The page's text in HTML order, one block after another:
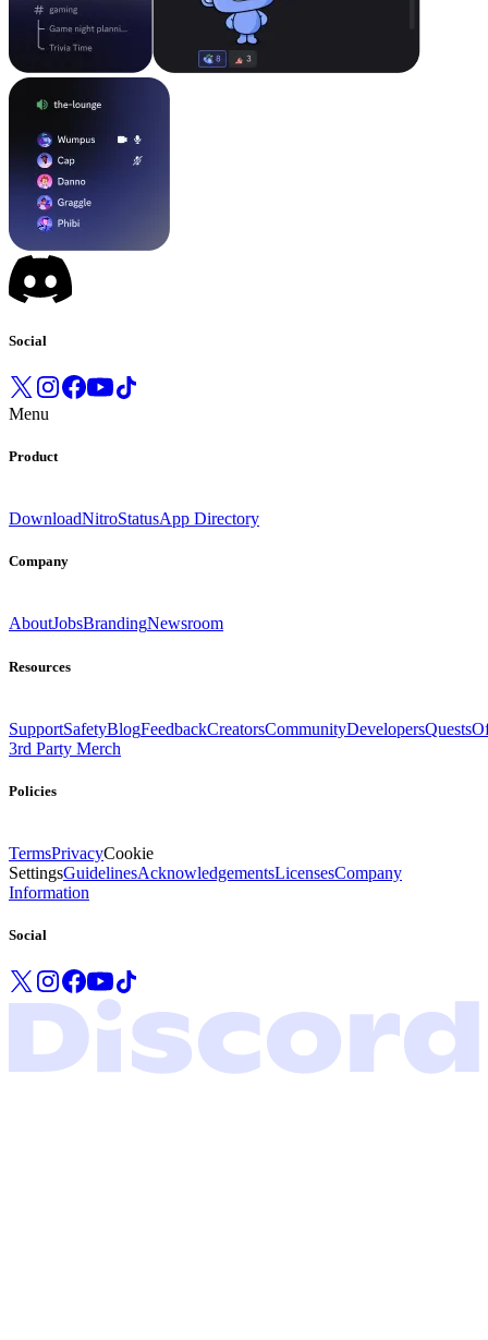
Social
Menu
Product
DownloadNitroStatusApp Directory
Company
AboutJobsBrandingNewsroom
Resources
SupportSafetyBlogFeedbackCreatorsCommunityDevelopersQuests
3rd Party Merch
Policies
TermsPrivacyCookie
SettingsGuidelinesAcknowledgementsLicensesCompany
Information
Social